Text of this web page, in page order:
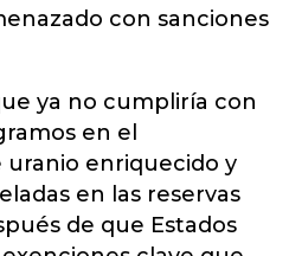
con sanciones
ya no cumpliría con
en el
enriquecido y
en las reservas
de que Estados